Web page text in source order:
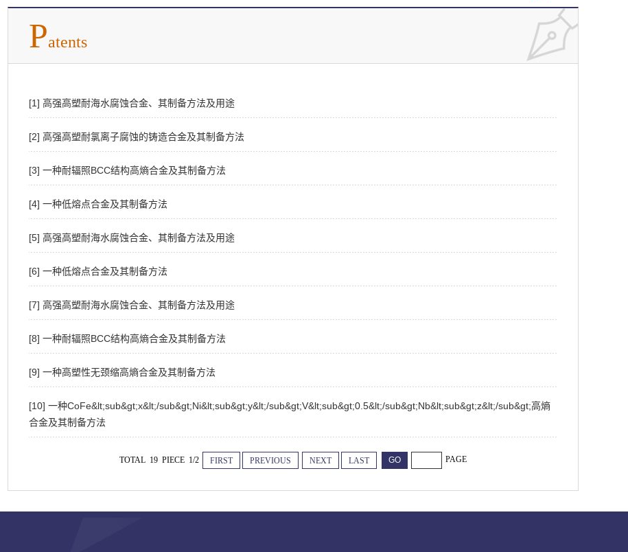
Patents
[1] 高强高塑耐海水腐蚀合金、其制备方法及用途
[2] 高强高塑耐氯离子腐蚀的铸造合金及其制备方法
[3] 一种耐辐照BCC结构高熵合金及其制备方法
[4] 一种低熔点合金及其制备方法
[5] 高强高塑耐海水腐蚀合金、其制备方法及用途
[6] 一种低熔点合金及其制备方法
[7] 高强高塑耐海水腐蚀合金、其制备方法及用途
[8] 一种耐辐照BCC结构高熵合金及其制备方法
[9] 一种高塑性无颈缩高熵合金及其制备方法
[10] 一种CoFe&lt;sub&gt;x&lt;/sub&gt;Ni&lt;sub&gt;y&lt;/sub&gt;V&lt;sub&gt;0.5&lt;/sub&gt;Nb&lt;sub&gt;z&lt;/sub&gt;高熵
合金及其制备方法
TOTAL 19 PIECE 1/2 FIRST PREVIOUS NEXT LAST PAGE